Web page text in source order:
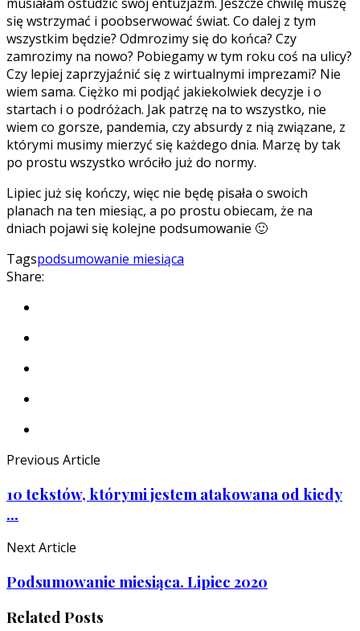
się wstrzymać i poobserwować świat. Co dalej z tym
wszystkim będzie? Odmrozimy się do końca? Czy
zamrozimy na nowo? Pobiegamy w tym roku coś na ulicy?
Czy lepiej zaprzyjaźnić się z wirtualnymi imprezami? Nie
wiem sama. Ciężko mi podjąć jakiekolwiek decyzje i o
startach i o podróżach. Jak patrzę na to wszystko, nie
wiem co gorsze, pandemia, czy absurdy z nią związane, z
którymi musimy mierzyć się każdego dnia. Marzę by tak
po prostu wszystko wróciło już do normy.
Lipiec już się kończy, więc nie będę pisała o swoich
planach na ten miesiąc, a po prostu obiecam, że na
dniach pojawi się kolejne podsumowanie 🙂
Tagspodsumowanie miesiąca
Share:
Previous Article
10 tekstów, którymi jestem atakowana od kiedy
...
Next Article
Podsumowanie miesiąca. Lipiec 2020
Related Posts